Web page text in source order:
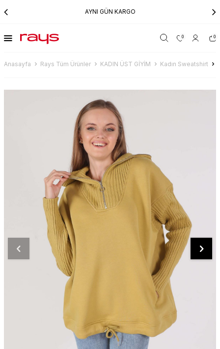
AYNI GÜN KARGO
0 0
Anasayfa Rays Tüm Ürünler KADIN ÜST GİYİM Kadın Sweatshirt